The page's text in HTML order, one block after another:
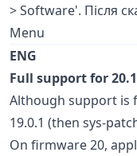
> Software'. Після
Menu
ENG
Full support for
Although support is
19.0.1 (then sys-
On firmware 20,